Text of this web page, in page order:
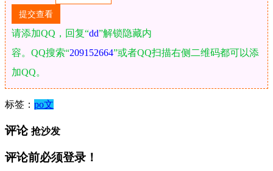
请添加QQ，回复“dd”解锁隐藏内
容。QQ搜索“209152664”或者QQ扫描右侧二维码都可以添
加QQ。
标签： po文
评论 抢沙发
评论前必须登录！